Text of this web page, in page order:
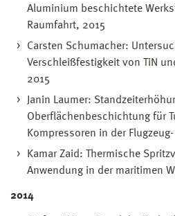
Aluminium beschichtete
Raumfahrt, 2015
Carsten Schumacher:
Verschleißfestigkeit von TiN
2015
Janin Laumer:
Oberflächenbeschichtung für
Kompressoren in der
Kamar Zaid: Thermische
Anwendung in der maritimen
2014